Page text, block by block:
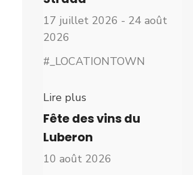
17 juillet 2026 - 24 août
2026
#_LOCATIONTOWN
Lire plus
Fête des vins du
Luberon
10 août 2026